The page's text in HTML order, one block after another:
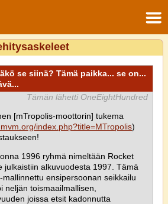
se siinä? Tämä paikka... se on...
Tämän lähetti OneEightHundred
[mTropolis-moottorin] tukema
index.php?title=MTropolis)
1996 ryhmä nimeltään Rocket
julkaistiin alkuvuodesta 1997. Tämä
ensipersoonan seikkailu
neljän toismaailmallisen,
joissa etsit kadonnutta